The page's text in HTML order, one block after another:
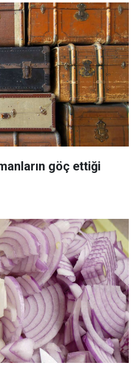
göç ettiği